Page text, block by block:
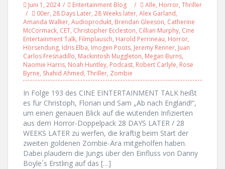
Juni 1, 2024 Entertainment Blog Alle, Horror, Thriller
00er, 28 Days Later, 28 Weeks later, Alex Garland,
Amanda Walker, Audioprodukt, Brendan Gleeson, Catherine
McCormack, CET, Christopher Eccleston, Cillian Murphy, Cine
Entertainment Talk, Filmplausch, Harold Perrineau, Horror,
Hörsendung, Idris Elba, Imogen Poots, Jeremy Renner, Juan
Carlos Fresnadillo, Mackintosh Muggleton, Megan Burns,
Naomie Harris, Noah Huntley, Podcast, Robert Carlyle, Rose
Byrne, Shahid Ahmed, Thriller, Zombie
In Folge 193 des CINE EINTERTAINMENT TALK heißt
es für Christoph, Florian und Sam „Ab nach England!“,
um einen genauen Blick auf die wütenden Infizierten
aus dem Horror-Doppelpack 28 DAYS LATER / 28
WEEKS LATER zu werfen, die kräftig beim Start der
zweiten goldenen Zombie-Ära mitgeholfen haben.
Dabei plaudern die Jungs über den Einfluss von Danny
Boyle´s Erstling auf das […]